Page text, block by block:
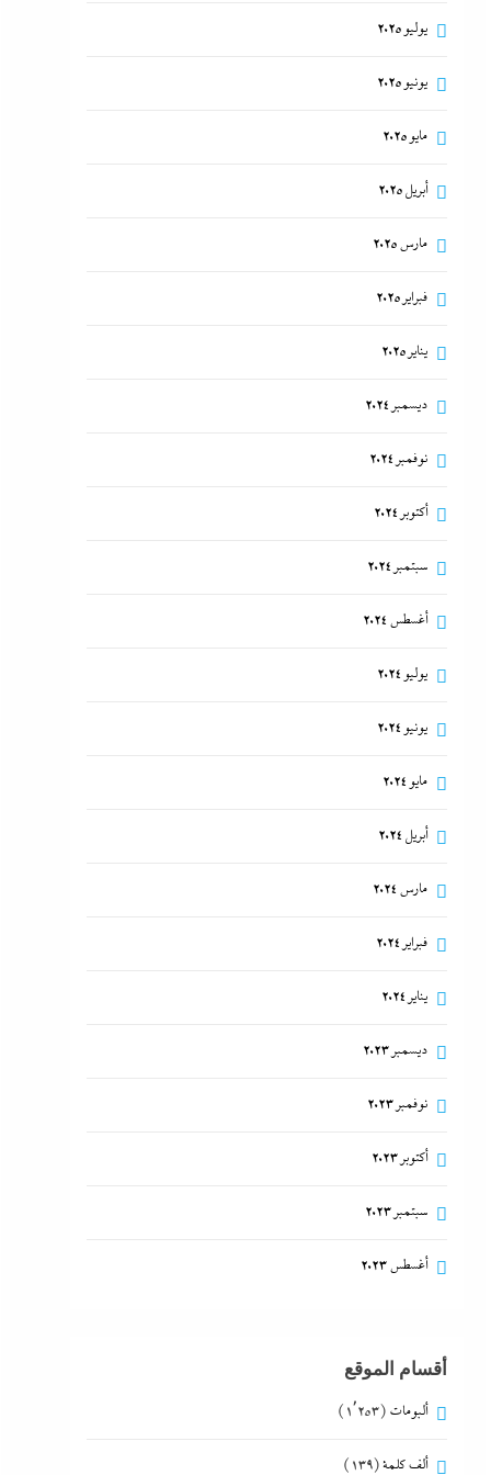
يوليو 2025
يونيو 2025
مايو 2025
أبريل 2025
مارس 2025
فبراير 2025
يناير 2025
ديسمبر 2024
نوفمبر 2024
أكتوبر 2024
سبتمبر 2024
أغسطس 2024
يوليو 2024
يونيو 2024
مايو 2024
أبريل 2024
مارس 2024
فبراير 2024
يناير 2024
ديسمبر 2023
نوفمبر 2023
أكتوبر 2023
سبتمبر 2023
أغسطس 2023
أقسام الموقع
ألبومات (1٬253)
ألف كلمة(139)